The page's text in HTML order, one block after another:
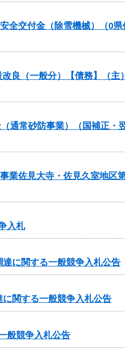
全交付金（除雪機械）（0
良（一般分）【債務】（
通常砂防事業）（国補正・
業佐見大寺・佐見久室地区
入札
に関する一般競争入札公告
関する一般競争入札公告
般競争入札公告